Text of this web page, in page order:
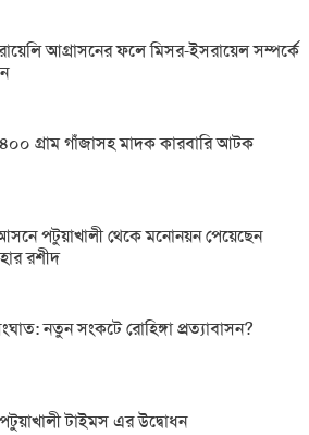
আগ্রাসনের ফলে মিসর-ইসরায়েল সম্পর্কে
৪০০ গ্রাম গাঁজাসহ মাদক কারবারি আটক
পটুয়াখালী থেকে মনোনয়ন পেয়েছেন
রশীদ
নতুন সংকটে রোহিঙ্গা প্রত্যাবাসন?
পটুয়াখালী টাইমস এর উদ্বোধন